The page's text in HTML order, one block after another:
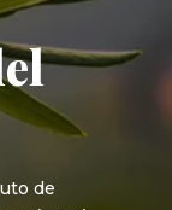
de